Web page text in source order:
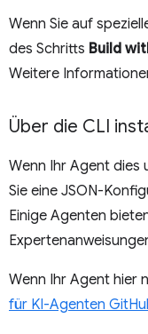
Wenn Sie auf
des Schritts Build
Weitere
Über die CLI
Wenn Ihr Agent dies
Sie eine JSON-
Einige Agenten
Wenn Ihr Agent hier
für KI-Agenten